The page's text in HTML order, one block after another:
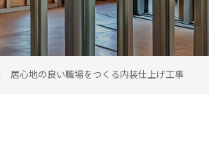
居心地の良い職場をつくる内装仕上げ工事